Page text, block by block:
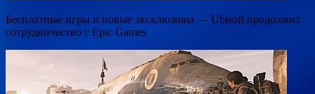
Бесплатные игры и новые эксклюзивы — Ubisoft продолжит
сотрудничество с Epic Games